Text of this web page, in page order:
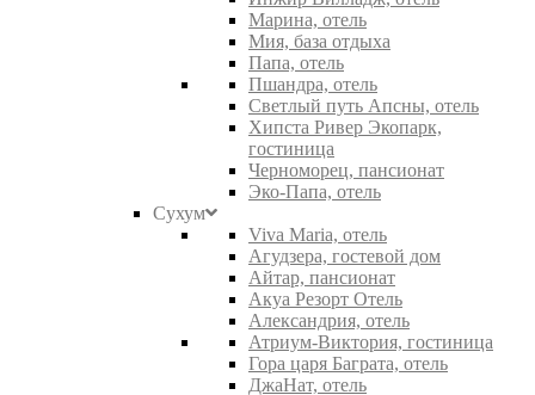
Марина, отель
Мия, база отдыха
Папа, отель
Пшандра, отель
Светлый путь Апсны, отель
Хипста Ривер Экопарк,
гостиница
Черноморец, пансионат
Эко-Папа, отель
Сухум
Viva Maria, отель
Агудзера, гостевой дом
Айтар, пансионат
Акуа Резорт Отель
Александрия, отель
Атриум-Виктория, гостиница
Гора царя Баграта, отель
ДжаНат, отель